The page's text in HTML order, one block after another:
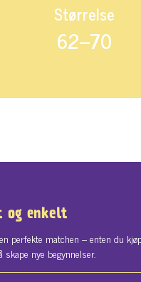
Størrelse
62–70
og enkelt
perfekte matchen – enten du
nye begynnelser.